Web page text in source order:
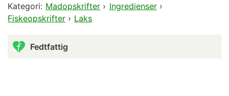
Kategori: Madopskrifter › Ingredienser›
Fiskeopskrifter › Laks
Fedtfattig